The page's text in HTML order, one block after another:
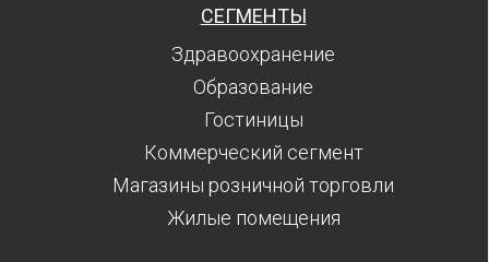
СЕГМЕНТЫ
Здравоохранение
Образование
Гостиницы
Коммерческий сегмент
Магазины розничной торговли
Жилые помещения